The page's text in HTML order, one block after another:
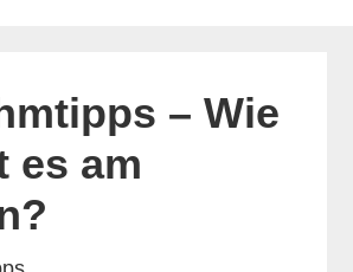
– Wie
es am